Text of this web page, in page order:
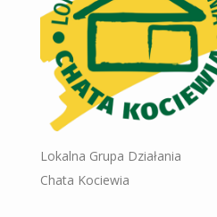
Lokalna Grupa Działania
Chata Kociewia